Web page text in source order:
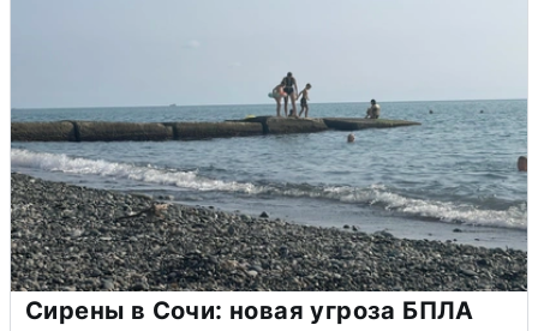
Сирены в Сочи: новая угроза БПЛА